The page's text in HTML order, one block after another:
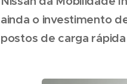
ainda o investimento
postos de carga